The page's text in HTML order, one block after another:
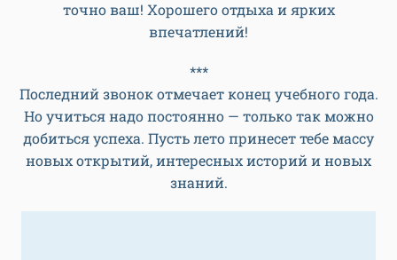
точно ваш! Хорошего отдыха и ярких
впечатлений!
***
Последний звонок отмечает конец учебного года.
Но учиться надо постоянно — только так можно
добиться успеха. Пусть лето принесет тебе массу
новых открытий, интересных историй и новых
знаний.